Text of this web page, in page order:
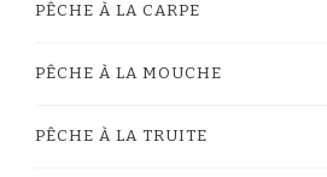
PÊCHE À LA CARPE
PÊCHE À LA MOUCHE
PÊCHE À LA TRUITE